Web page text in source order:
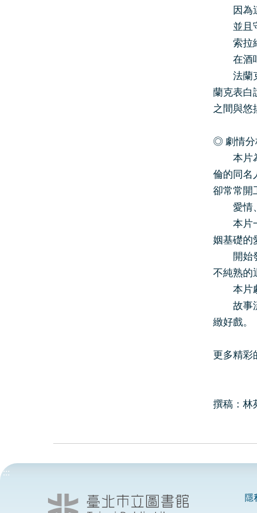
因為這
並且守
索拉終
在酒吧
法蘭克
蘭克表白
之間與悠
◎ 劇情分
本片為
倫的同名
卻常常開
愛情、
本片一
姻基礎的
開始發
不純熟的
本片劇
故事流
緻好戲。
更多精彩
撰稿：林
:::
隱